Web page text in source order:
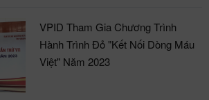
VPID Tham Gia Chương Trình
Hành Trình Đỏ "Kết Nối Dòng Máu
Việt" Năm 2023